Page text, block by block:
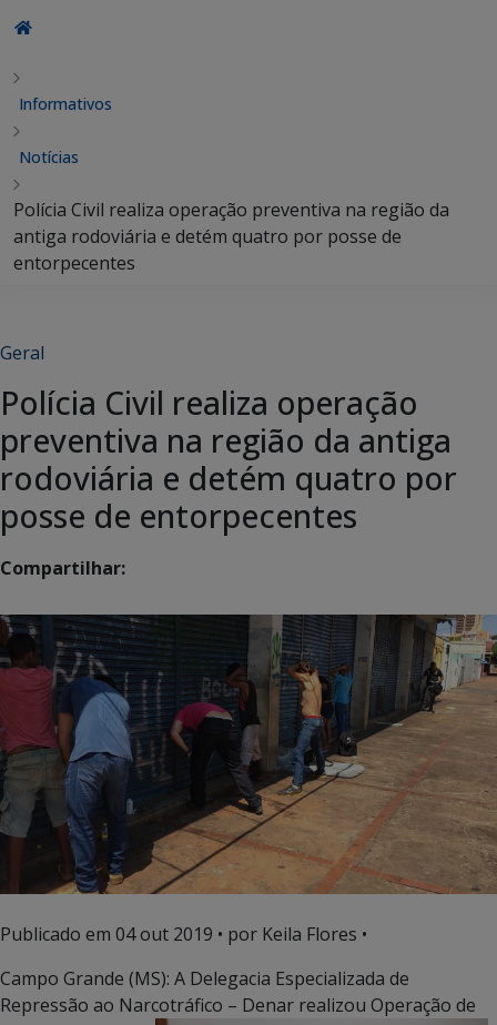
Informativos
Notícias
Polícia Civil realiza operação preventiva na região da
antiga rodoviária e detém quatro por posse de
entorpecentes
Geral
Polícia Civil realiza operação
preventiva na região da antiga
rodoviária e detém quatro por
posse de entorpecentes
Compartilhar:
Publicado em 04 out 2019 • por Keila Flores •
Campo Grande (MS): A Delegacia Especializada de
Repressão ao Narcotráfico – Denar realizou Operação de